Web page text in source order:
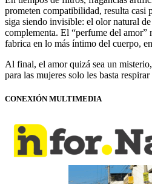
prometen compatibilidad, resulta casi
siga siendo invisible: el olor natural
complementa. El “perfume del amor”
fabrica en lo más íntimo del cuerpo,
Al final, el amor quizá sea un
para las mujeres solo les basta
CONEXIÓN MULTIMEDIA